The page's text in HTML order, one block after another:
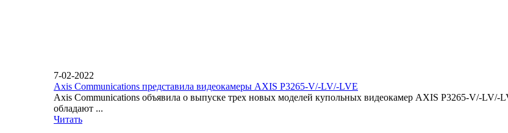
7-02-2022
Axis Communications представила видеокамеры AXIS P3265-V/-LV/-LVE
Axis Communications объявила о выпуске трех новых моделей купольных видеокамер AXIS P3265-V/-
обладают ...
Читать